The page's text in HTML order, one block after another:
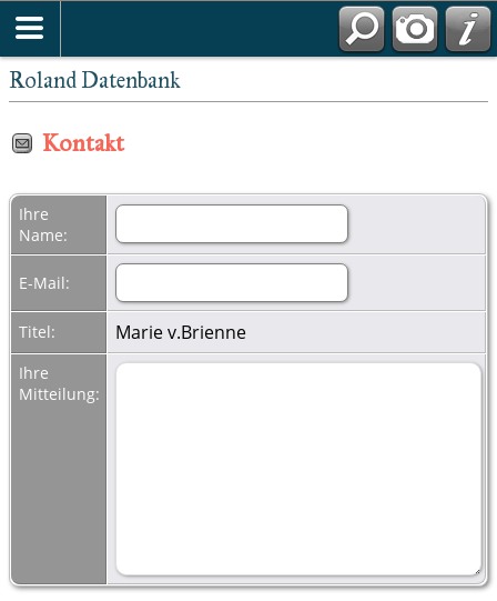
Roland Datenbank
Kontakt
Ihre
Name:
E-Mail:
Titel: Marie v.Brienne
Ihre
Mitteilung: